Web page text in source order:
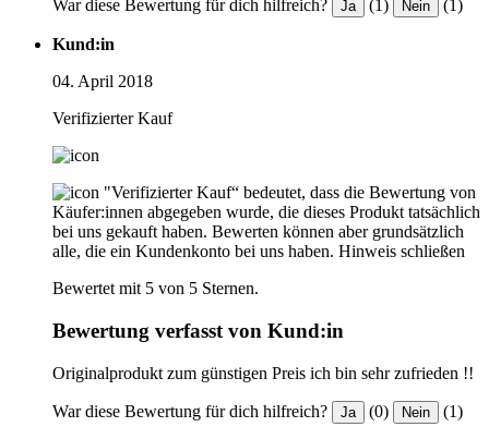
War diese Bewertung für dich hilfreich? Ja (1) Nein (1)
Kund:in
04. April 2018
Verifizierter Kauf
"Verifizierter Kauf“ bedeutet, dass die Bewertung von
Käufer:innen abgegeben wurde, die dieses Produkt tatsächlich
bei uns gekauft haben. Bewerten können aber grundsätzlich
alle, die ein Kundenkonto bei uns haben. Hinweis schließen
Bewertet mit 5 von 5 Sternen.
Bewertung verfasst von Kund:in
Originalprodukt zum günstigen Preis ich bin sehr zufrieden !!
War diese Bewertung für dich hilfreich? Ja (0) Nein (1)